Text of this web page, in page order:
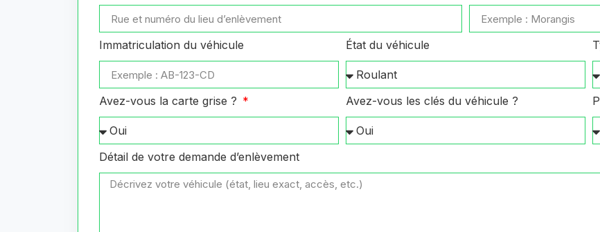
Immatriculation du véhicule État du véhicule
Avez-vous la carte grise ? Avez-vous les clés du véhicule ?
Détail de votre demande d’enlèvement